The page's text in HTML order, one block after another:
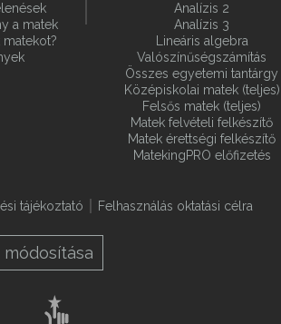
a matek
matekot?
Analízis 2
Analízis 3
Lineáris algebra
Valószínűségszámítás
Összes egyetemi tantárgy
Középiskolai matek (teljes)
Felsős matek (teljes)
Matek felvételi felkészítő
Matek érettségi felkészítő
MatekingPRO előfizetés
tájékoztató Felhasználás oktatási célra